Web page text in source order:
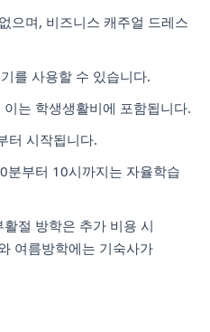
으며, 비즈니스 캐주얼 드레스
를 사용할 수 있습니다.
는 학생생활비에 포함됩니다.
터 시작됩니다.
분부터 10시까지는 자율학습
절 방학은 추가 비용 시
여름방학에는 기숙사가